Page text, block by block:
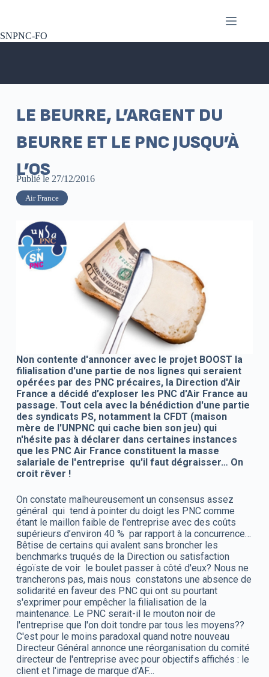
SNPNC-FO
LE BEURRE, L’ARGENT DU
BEURRE ET LE PNC JUSQU’À
L’OS
Publié le 27/12/2016
Air France
Non contente d'annoncer avec le projet BOOST la
filialisation d'une partie de nos lignes qui seraient
opérées par des PNC précaires, la Direction d'Air
France a décidé d’exploser les PNC d'Air France au
passage. Tout cela avec la bénédiction d'une partie
des syndicats PS, notamment la CFDT (maison
mère de l'UNPNC qui cache bien son jeu) qui
n'hésite pas à déclarer dans certaines instances
que les PNC Air France constituent la masse
salariale de l'entreprise qu'il faut dégraisser… On
croit rêver !
On constate malheureusement un consensus assez
général qui tend à pointer du doigt les PNC comme
étant le maillon faible de l'entreprise avec des coûts
supérieurs d’environ 40 % par rapport à la concurrence…
Bêtise de certains qui avalent sans broncher les
benchmarks truqués de la Direction ou satisfaction
égoïste de voir le boulet passer à côté d'eux? Nous ne
trancherons pas, mais nous constatons une absence de
solidarité en faveur des PNC qui ont su pourtant
s'exprimer pour empêcher la filialisation de la
maintenance. Le PNC serait-il le mouton noir de
l'entreprise que l'on doit tondre par tous les moyens??
C'est pour le moins paradoxal quand notre nouveau
Directeur Général annonce une réorganisation du comité
directeur de l'entreprise avec pour objectifs affichés : le
client et l'image de marque d'AF…